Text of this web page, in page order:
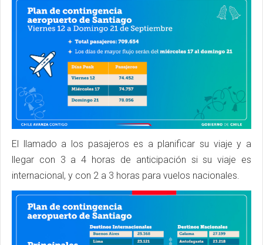
El llamado a los pasajeros es a planificar su viaje y a
llegar con 3 a 4 horas de anticipación si su viaje es
internacional, y con 2 a 3 horas para vuelos nacionales.